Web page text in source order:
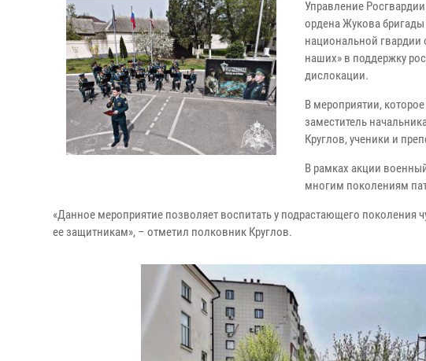
Управление
ордена Жукова бригады
национальной гвардии
наших» в поддержку
дислокации.
В мероприятии,
заместитель
Круглов, ученики и
В рамках акции
многим поколениям
«Данное мероприятие позволяет воспитать у подрастающего поколения
ее защитникам», – отметил полковник Круглов.